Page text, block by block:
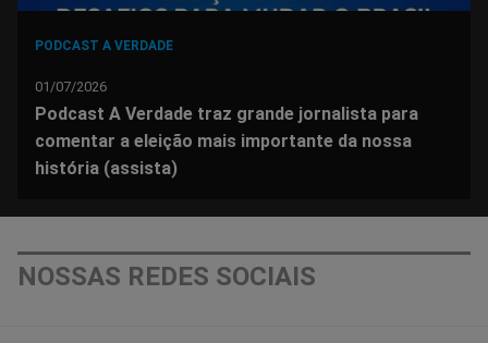
PODCAST A VERDADE
01/07/2026
Podcast A Verdade traz grande jornalista para
comentar a eleição mais importante da nossa
história (assista)
NOSSAS REDES SOCIAIS